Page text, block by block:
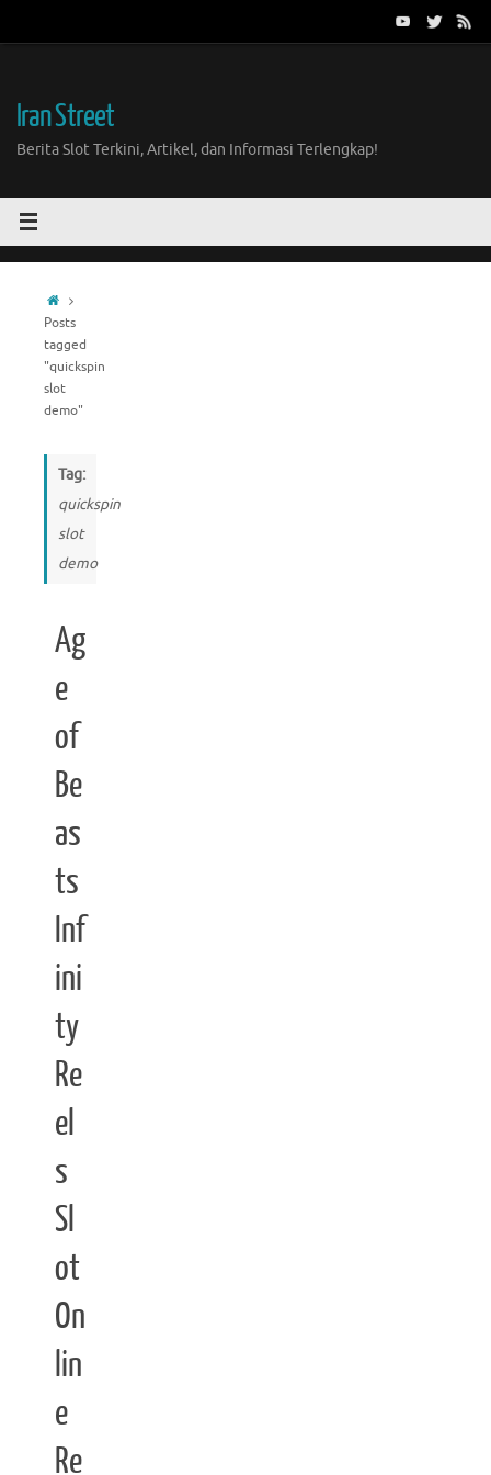
Iran Street
Berita Slot Terkini, Artikel, dan Informasi Terlengkap!
Home
Posts
tagged
"quickspin
slot
demo"
Tag:
quickspin
slot
demo
Ag
e
of
Be
as
ts
Inf
ini
ty
Re
el
s
Sl
ot
On
lin
e
Re